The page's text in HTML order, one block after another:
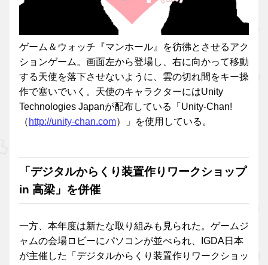
ゲーム＆ウォッチ『マンホール』を彷彿とさせるアク
ションゲーム。画面左から登場し、右に向かって移動
する天使を落下させないように、雲の切れ間をキー操
作で塞いでいく。天使のキャラクターにはUnity
Technologies Japanが配布している「Unity-Chan!
（ http://unity-chan.com）」を使用している。
「デジタルからくり装置作りワークショップ
in 高梁」を併催
一方、本年度は新たな取り組みも見られた。ゲームジ
ャムの会場ロビーにパソコンが並べられ、IGDA日本
が主催した「デジタルからくり装置作りワークショッ